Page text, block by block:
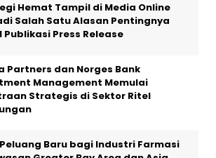
Hemat Tampil di Media Online
Salah Satu Alasan Pentingnya
Publikasi Press Release
Partners dan Norges Bank
Management Memulai
Strategis di Sektor Ritel
Baru bagi Industri Farmasi